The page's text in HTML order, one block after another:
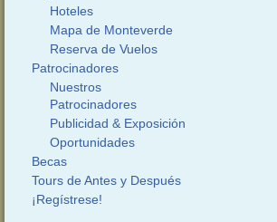
Hoteles
Mapa de Monteverde
Reserva de Vuelos
Patrocinadores
Nuestros
Patrocinadores
Publicidad & Exposición
Oportunidades
Becas
Tours de Antes y Después
¡Regístrese!